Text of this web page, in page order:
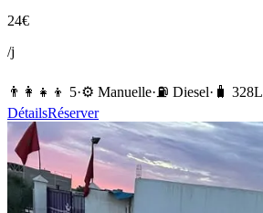
24€
/j
👨‍👩‍👧‍👦 5·⚙️ Manuelle·⛽️ Diesel· 🧳 328L
DétailsRéserver